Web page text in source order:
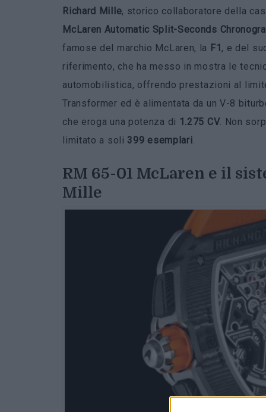
Richard Mille, storico collaboratore della
McLaren Automatic Split-Seconds
famose del marchio McLaren, la F1 , e del
riferimento, che ha messo in mostra le
automobilistica, offrendo prestazioni al
Transformer ed è alimentata da un V-8
che eroga una potenza di 1.275 CV. Non
limitato a soli 399 esemplari.
RM 65-01 McLaren e il
Mille